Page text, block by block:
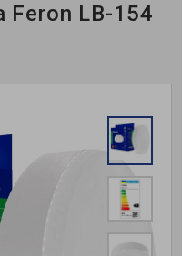
Feron LB-154